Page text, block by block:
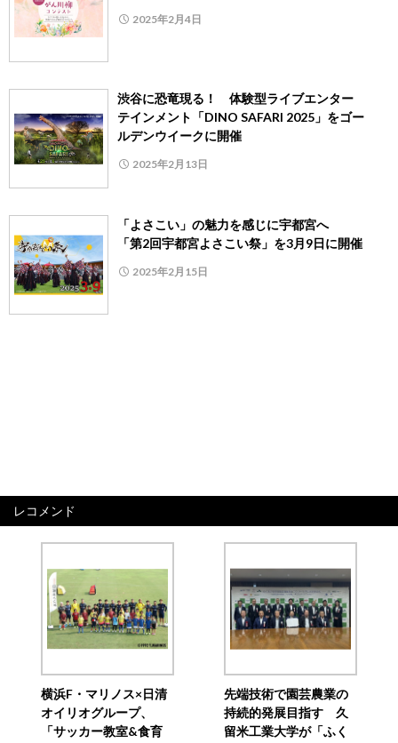
2025年2月4日
渋谷に恐竜現る！ 体験型ライブエンター
テインメント「DINO SAFARI 2025」をゴー
ルデンウイークに開催
2025年2月13日
「よさこい」の魅力を感じに宇都宮へ
「第2回宇都宮よさこい祭」を3月9日に開催
2025年2月15日
レコメンド
横浜F・マリノス×日清
オイリオグループ、
「サッカー教室&食育
先端技術で園芸農業の
持続的発展目指す 久
留米工業大学が「ふく